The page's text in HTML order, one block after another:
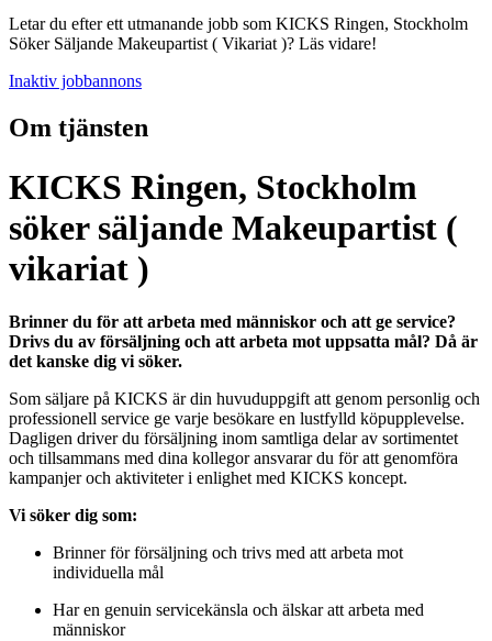
Letar du efter ett utmanande jobb som KICKS Ringen, Stockholm
Söker Säljande Makeupartist ( Vikariat )? Läs vidare!
Inaktiv jobbannons
Om tjänsten
KICKS Ringen, Stockholm
söker säljande Makeupartist (
vikariat )
Brinner du för att arbeta med människor och att ge service?
Drivs du av försäljning och att arbeta mot uppsatta mål? Då är
det kanske dig vi söker.
Som säljare på KICKS är din huvuduppgift att genom personlig och
professionell service ge varje besökare en lustfylld köpupplevelse.
Dagligen driver du försäljning inom samtliga delar av sortimentet
och tillsammans med dina kollegor ansvarar du för att genomföra
kampanjer och aktiviteter i enlighet med KICKS koncept.
Vi söker dig som:
Brinner för försäljning och trivs med att arbeta mot
individuella mål
Har en genuin servicekänsla och älskar att arbeta med
människor